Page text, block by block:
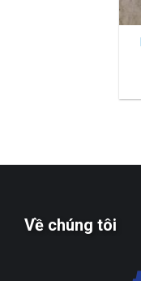
Về chúng tôi